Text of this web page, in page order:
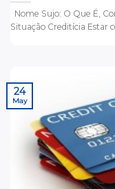
Nome Sujo: O Que É,
Situação Creditícia Estar
24
May